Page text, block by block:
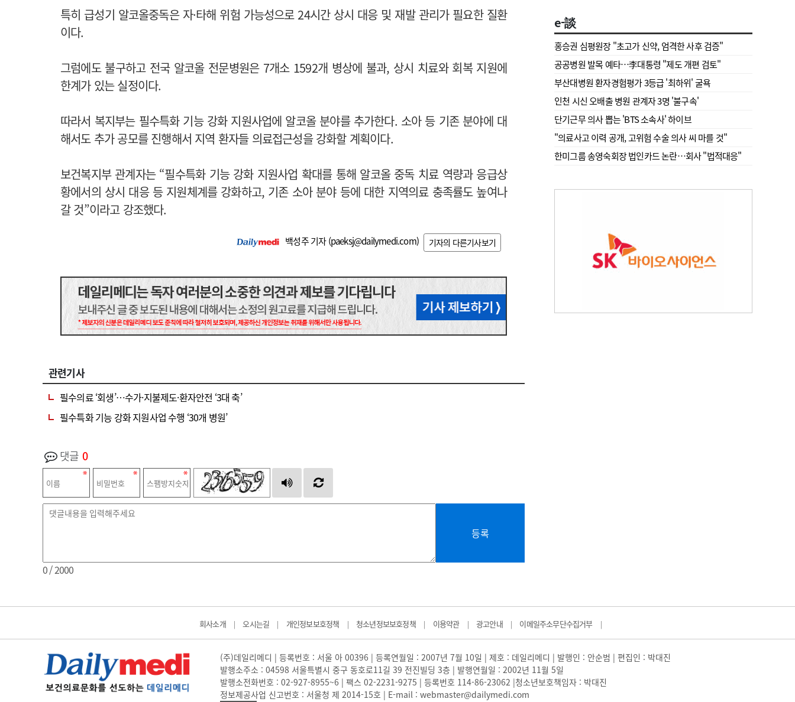
특히 급성기 알코올중독은 자·타해 위험 가능성으로 24시간 상시 대응 및 재발 관리가 필요한 질환
이다.
그럼에도 불구하고 전국 알코올 전문병원은 7개소 1592개 병상에 불과, 상시 치료와 회복 지원에
한계가 있는 실정이다.
따라서 복지부는 필수특화 기능 강화 지원사업에 알코올 분야를 추가한다. 소아 등 기존 분야에 대
해서도 추가 공모를 진행해서 지역 환자들 의료접근성을 강화할 계획이다.
보건복지부 관계자는 “필수특화 기능 강화 지원사업 확대를 통해 알코올 중독 치료 역량과 응급상
황에서의 상시 대응 등 지원체계를 강화하고, 기존 소아 분야 등에 대한 지역의료 충족률도 높여나
갈 것”이라고 강조했다.
백성주 기자 (paeksj@dailymedi.com) 기자의 다른기사보기
관련기사
필수의료 ‘회생’…수가·지불제도·환자안전 ‘3대 축’
필수특화 기능 강화 지원사업 수행 ‘30개 병원’
댓글 0
등록
0/ 2000
e-談
홍승권 심평원장 " 초고가 신약, 엄격한 사후 검증"
공공병원 발목 예타…李대통령 "제도 개편 검토"
부산대병원 환자경험평가 3등급 '최하위' 굴욕
인천 시신 오배출 병원 관계자 3명 '불구속'
단기근무 의사 뽑는 'BTS 소속사' 하이브
"의료사고 이력 공개, 고위험 수술 의사 씨 마를 것"
한미그룹 송영숙회장 법인카드 논란…회사 "법적대응"
회사소개 | 오시는길 | 개인정보보호정책 | 청소년정보보호정책 | 이용약관 | 광고안내 | 이메일주소무단수집거부 |
(주)데일리메디 | 등록번호 : 서울 아 00396 | 등록연월일 : 2007년 7월 10일 | 제호 : 데일리메디 | 발행인 : 안순범 | 편집인 : 박대진
발행소주소 : 04598 서울특별시 중구 동호로11길 39 전진빌딩 3층 | 발행연월일 : 2002년 11월 5일
발행소전화번호 : 02-927-8955~6 | 팩스 02-2231-9275 | 등록번호 114-86-23062 |청소년보호책임자 : 박대진
정보제공사업 신고번호 : 서울청 제 2014-15호 | E-mail : webmaster@dailymedi.com